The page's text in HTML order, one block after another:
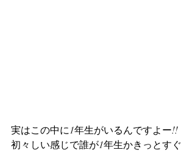
実はこの中に1年生がいるんですよー!!
初々しい感じで誰が1年生かきっとすぐ